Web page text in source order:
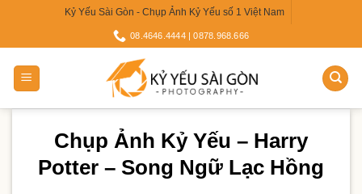
content
Kỷ Yếu Sài Gòn - Chụp Ảnh Kỷ Yếu số 1 Việt Nam
08.4646.4444 | 0878.968.666
Chụp Ảnh Kỷ Yếu – Harry
Potter – Song Ngữ Lạc Hồng